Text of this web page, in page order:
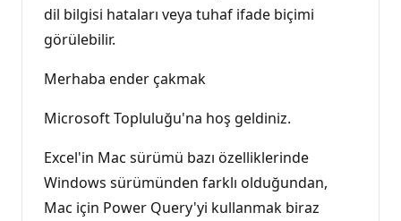
dil bilgisi hataları veya tuhaf ifade biçimi
görülebilir.
Merhaba ender çakmak
Microsoft Topluluğu'na hoş geldiniz.
Excel'in Mac sürümü bazı özelliklerinde
Windows sürümünden farklı olduğundan,
Mac için Power Query'yi kullanmak biraz